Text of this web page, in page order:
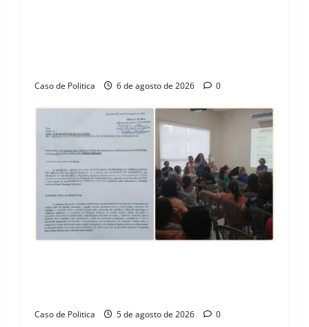
Caso de Politica 6 de agosto de 2026 0
Caso de Politica 5 de agosto de 2026 0